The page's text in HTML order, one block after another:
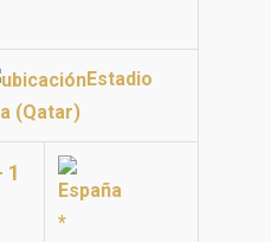
Estadio
(Qatar)
1